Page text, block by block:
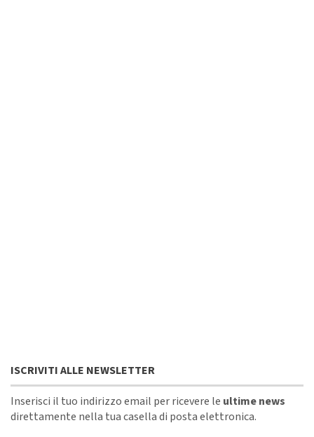
ISCRIVITI ALLE NEWSLETTER
Inserisci il tuo indirizzo email per ricevere le ultime news
direttamente nella tua casella di posta elettronica.